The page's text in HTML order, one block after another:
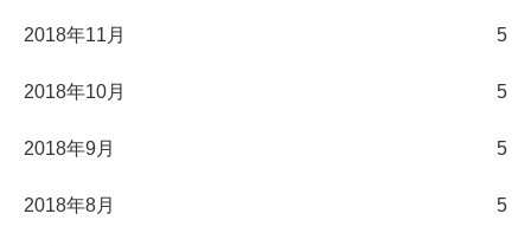
2018年11月 5
2018年10月 5
2018年9月 5
2018年8月 5